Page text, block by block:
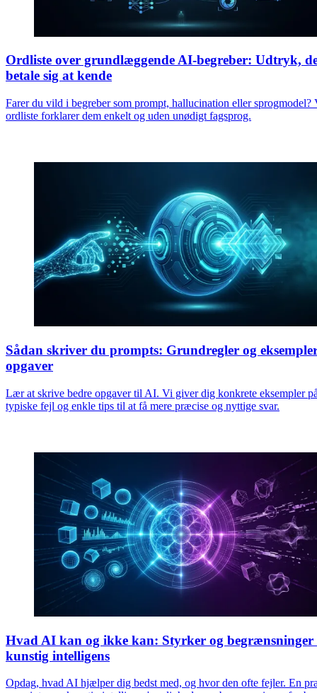
Ordliste over grundlæggende AI-begreber: Udtryk,
betale sig at kende
Farer du vild i begreber som prompt, hallucination eller sprogmodel?
ordliste forklarer dem enkelt og uden unødigt fagsprog.
Sådan skriver du prompts: Grundregler og
opgaver
Lær at skrive bedre opgaver til AI. Vi giver dig konkrete eksempler
typiske fejl og enkle tips til at få mere præcise og nyttige svar.
Hvad AI kan og ikke kan: Styrker og begrænsninger
kunstig intelligens
Opdag, hvad AI hjælper dig bedst med, og hvor den ofte fejler. En